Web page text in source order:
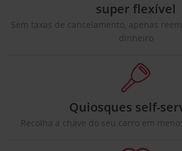
super flexível
Sem taxas de cancelamento, apenas
dinheiro
Quiosques self-
Recolha a chave do seu carro em